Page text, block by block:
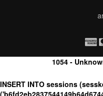
1054 -
INSERT INTO sessions